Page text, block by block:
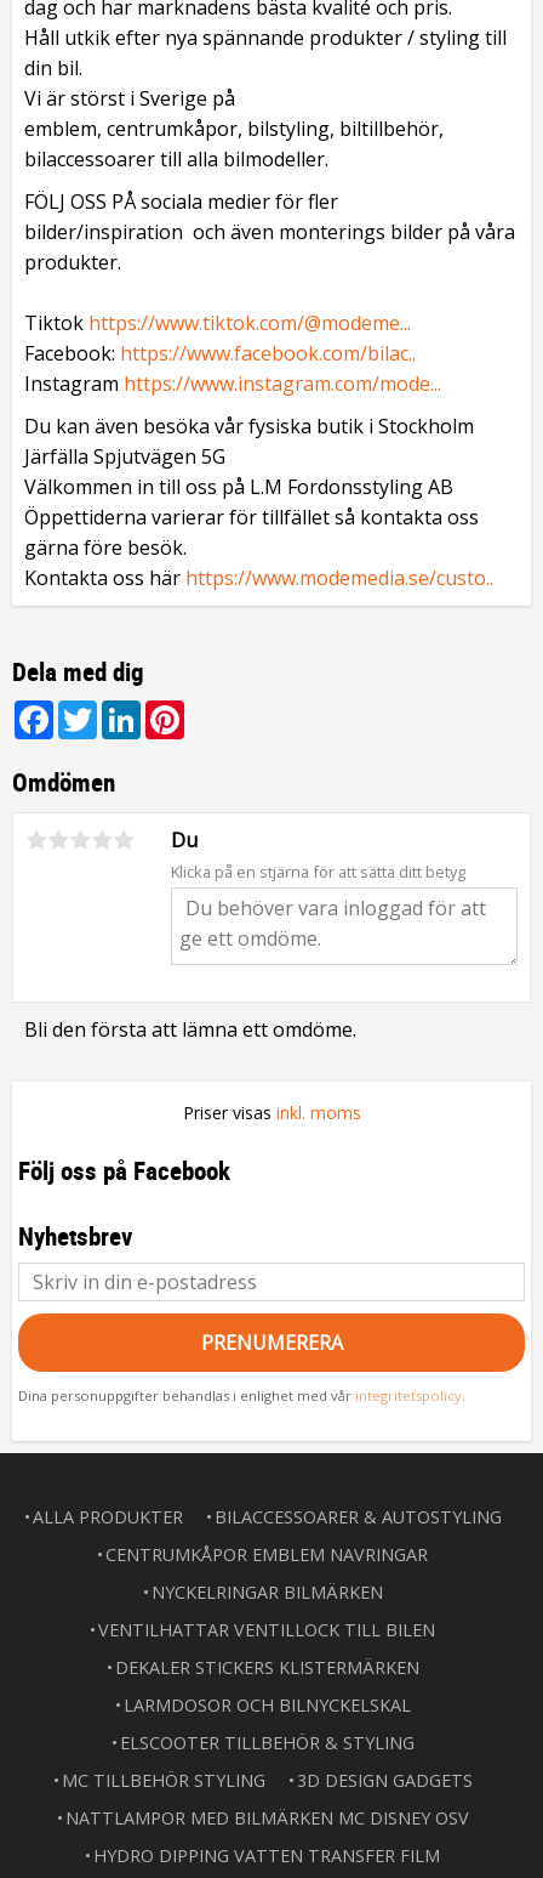
dag och har marknadens bästa kvalité och pris.
Håll utkik efter nya spännande produkter / styling till
din bil.
Vi är störst i Sverige på
emblem, centrumkåpor, bilstyling, biltillbehör,
bilaccessoarer till alla bilmodeller.
FÖLJ OSS PÅ sociala medier för fler
bilder/inspiration och även monterings bilder på våra
produkter.
Tiktok https://www.tiktok.com/@modeme...
Facebook: https://www.facebook.com/bilac..
Instagram https://www.instagram.com/mode...
Du kan även besöka vår fysiska butik i Stockholm
Järfälla Spjutvägen 5G
Välkommen in till oss på L.M Fordonsstyling AB
Öppettiderna varierar för tillfället så kontakta oss
gärna före besök.
Kontakta oss här https://www.modemedia.se/custo..
Dela med dig
Facebook
TwitterLinkedIn
Omdömen
Du
Klicka på en stjärna för att sätta ditt betyg
Bli den första att lämna ett omdöme.
Priser visas inkl. moms
Följ oss på Facebook
Nyhetsbrev
PRENUMERERA
Dina personuppgifter behandlas i enlighet med vår integritetspolicy
ALLA PRODUKTER
BILACCESSOARER & AUTOSTYLING
CENTRUMKÅPOR EMBLEM NAVRINGAR
NYCKELRINGAR BILMÄRKEN
VENTILHATTAR VENTILLOCK TILL BILEN
DEKALER STICKERS KLISTERMÄRKEN
LARMDOSOR OCH BILNYCKELSKAL
ELSCOOTER TILLBEHÖR & STYLING
MC TILLBEHÖR STYLING
3D DESIGN GADGETS
NATTLAMPOR MED BILMÄRKEN MC DISNEY OSV
HYDRO DIPPING VATTEN TRANSFER FILM